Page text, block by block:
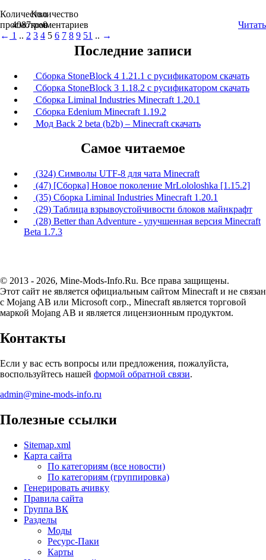
Количество
просмотров
4087
Количество
комментариев
0
Читать
← 1 .. 2 3 4 5 6 7 8 9 51 .. →
Последние записи
Сборка StoneBlock 4 1.21.1 с русификатором скачать
Сборка StoneBlock 3 1.18.2 с русификатором скачать
Сборка Liminal Industries Minecraft 1.20.1
Сборка Edenium Minecraft 1.19.2
Мод Back 2 beta (b2b) – Minecraft скачать
Самое читаемое
(324) Символы UTF-8 для чата Minecraft
(47) [Сборка] Новое поколение MrLololoshka [1.15.2]
(35) Сборка Liminal Industries Minecraft 1.20.1
(29) Таблица взрывоустойчивости блоков майнкрафт
(28) Better than Adventure - улучшенная версия Minecraft
Beta 1.7.3
© 2013 - 2026, Mine-Mods-Info.Ru. Все права защищены.
Этот сайт не является официальным сайтом Minecraft и не связан
с Mojang AB или Microsoft corp., Minecraft является торговой
маркой Mojang AB и является лицензионным продуктом.
Контакты
Если у вас есть вопросы или предложения, пожалуйста,
воспользуйтесь нашей формой обратной связи.
admin@mine-mods-info.ru
Полезные ссылки
Sitemap.xml
Карта сайта
По категориям (все новости)
По категориям (группировка)
Генерировать ачивку
Правила сайта
Группа ВК
Разделы
Моды
Ресурс-Паки
Карты